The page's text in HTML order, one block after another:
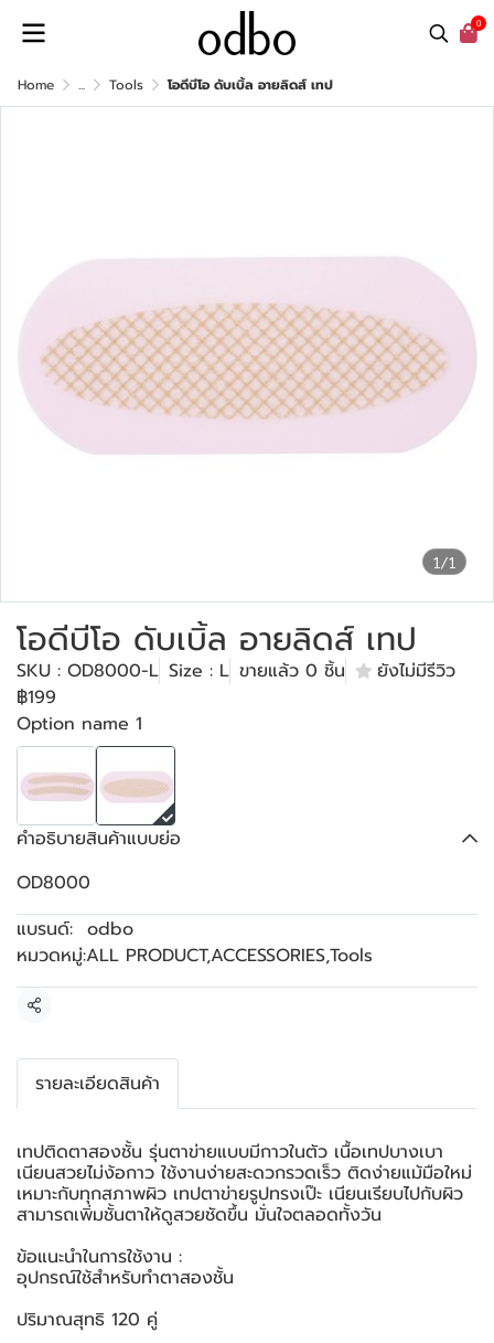
0
Home ... Tools โอดีบีโอ ดับเบิ้ล อายลิดส์ เทป
1/1
โอดีบีโอ ดับเบิ้ล อายลิดส์ เทป
SKU : OD8000-L Size : L ขายแล้ว 0 ชิ้น
ยังไม่มีรีวิว
฿199
Option name 1
คำอธิบายสินค้าแบบย่อ
OD8000
แบรนด์: odbo
หมวดหมู่:ALL PRODUCT,ACCESSORIES,Tools
แชร์
รายละเอียดสินค้า
เทปติดตาสองชั้น รุ่นตาข่ายแบบมีกาวในตัว เนื้อเทปบางเบา
เนียนสวยไม่ง้อกาว ใช้งานง่ายสะดวกรวดเร็ว ติดง่ายแม้มือใหม่
เหมาะกับทุกสภาพผิว เทปตาข่ายรูปทรงเป๊ะ เนียนเรียบไปกับผิว
สามารถเพิ่มชั้นตาให้ดูสวยชัดขึ้น มั่นใจตลอดทั้งวัน
ข้อแนะนำในการใช้งาน :
อุปกรณ์ใช้สำหรับทำตาสองชั้น
ปริมาณสุทธิ 120 คู่